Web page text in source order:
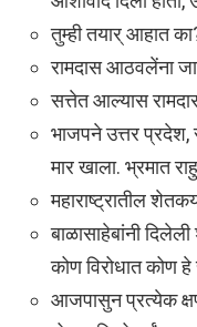
तुम्ही तयार् आहात
रामदास आठवलेंना
सत्तेत आल्यास
भाजपने उत्तर प्रदेश,
मार खाला. भ्रमात
महाराष्ट्रातील
बाळासाहेबांनी
कोण विरोधात कोण
आजपासुन प्रत्येक